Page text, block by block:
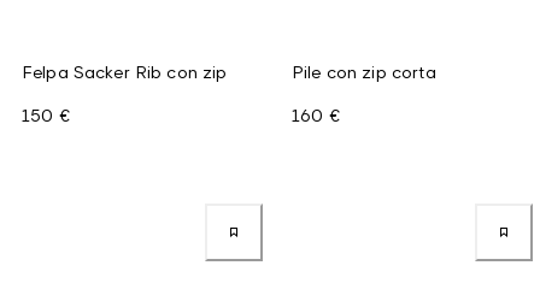
Felpa Sacker Rib con zip
150 €
Pile con zip corta
160 €